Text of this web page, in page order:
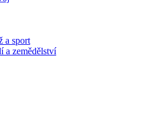
a sport
a zemědělství